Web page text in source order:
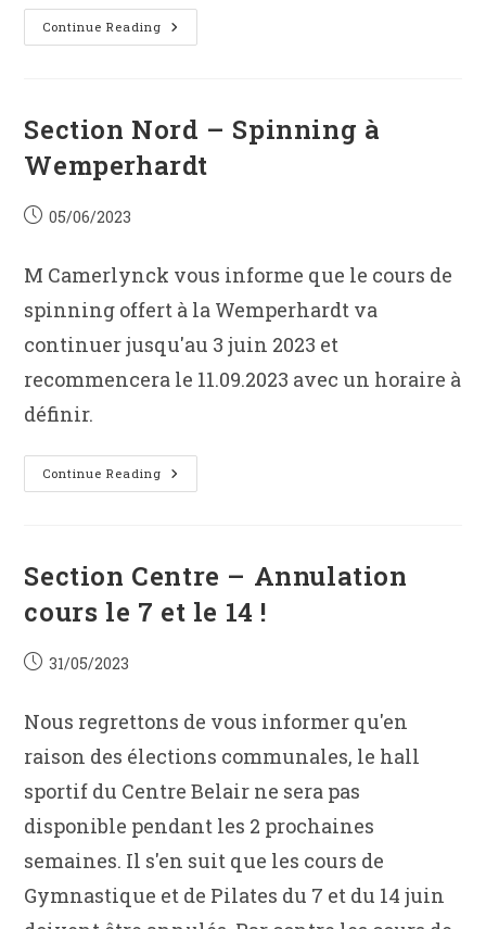
Continue Reading Cyclisme
–
Section Nord – Spinning à
Wemperhardt
Post05/06/2023
M Camerlynck vous informe que le cours de
spinning offert à la Wemperhardt va
continuer jusqu'au 3 juin 2023 et
recommencera le 11.09.2023 avec un horaire à
définir.
Continue Reading Section
Nord
Section Centre – Annulation
cours le 7 et le 14 !
Post31/05/2023
Nous regrettons de vous informer qu'en
raison des élections communales, le hall
sportif du Centre Belair ne sera pas
disponible pendant les 2 prochaines
semaines. Il s'en suit que les cours de
Gymnastique et de Pilates du 7 et du 14 juin